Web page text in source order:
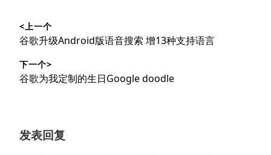
章
导
航
<上一个
上
文
章：
谷歌升级Android版语音搜索 增13种支持语言
下一个>
下
谷歌为我定制的生日Google doodle
发表回复